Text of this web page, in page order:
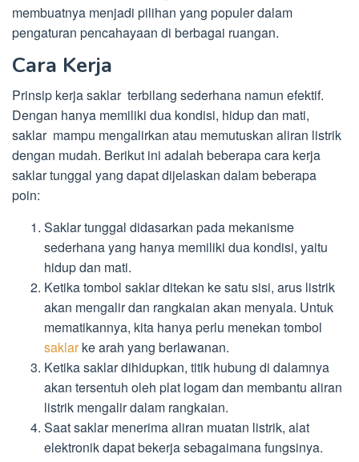
membuatnya menjadi pilihan yang populer dalam
pengaturan pencahayaan di berbagai ruangan.
Cara Kerja
Prinsip kerja saklar terbilang sederhana namun efektif.
Dengan hanya memiliki dua kondisi, hidup dan mati,
saklar mampu mengalirkan atau memutuskan aliran listrik
dengan mudah. Berikut ini adalah beberapa cara kerja
saklar tunggal yang dapat dijelaskan dalam beberapa
poin:
Saklar tunggal didasarkan pada mekanisme
sederhana yang hanya memiliki dua kondisi, yaitu
hidup dan mati.
Ketika tombol saklar ditekan ke satu sisi, arus listrik
akan mengalir dan rangkaian akan menyala. Untuk
mematikannya, kita hanya perlu menekan tombol
saklarke arah yang berlawanan.
Ketika saklar dihidupkan, titik hubung di dalamnya
akan tersentuh oleh plat logam dan membantu aliran
listrik mengalir dalam rangkaian.
Saat saklar menerima aliran muatan listrik, alat
elektronik dapat bekerja sebagaimana fungsinya.